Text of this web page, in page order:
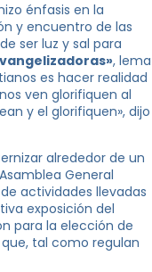
énfasis en la
y encuentro de las
ser luz y sal para
, lema
es hacer realidad
ven glorifiquen al
y el glorifiquen», dijo
alrededor de un
General
actividades llevadas
exposición del
para la elección de
tal como regulan